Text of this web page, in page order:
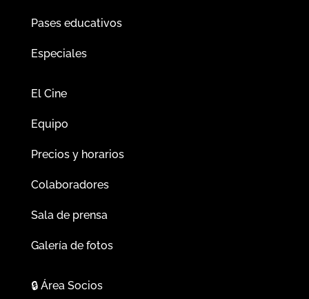
Pases educativos
Especiales
El Cine
Equipo
Precios y horarios
Colaboradores
Sala de prensa
Galería de fotos
🔒Área Socios